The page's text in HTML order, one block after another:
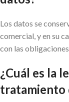
Los datos se
comercial, y en su
con las
¿Cuál es la
tratamiento